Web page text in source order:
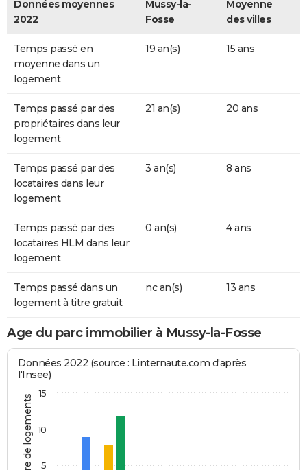
Données moyennes
2022
Mussy-la-
Fosse
Moyenne
des villes
Temps passé en
moyenne dans un
logement
19 an(s) 15 ans
Temps passé par des
propriétaires dans leur
logement
21 an(s) 20 ans
Temps passé par des
locataires dans leur
logement
3 an(s) 8 ans
Temps passé par des
locataires HLM dans leur
logement
0 an(s) 4 ans
Temps passé dans un
logement à titre gratuit
nc an(s) 13 ans
Age du parc immobilier à Mussy-la-Fosse
Nombre de logements
Données 2022 (source : Linternaute.com d'après
l'Insee)
5
10
15